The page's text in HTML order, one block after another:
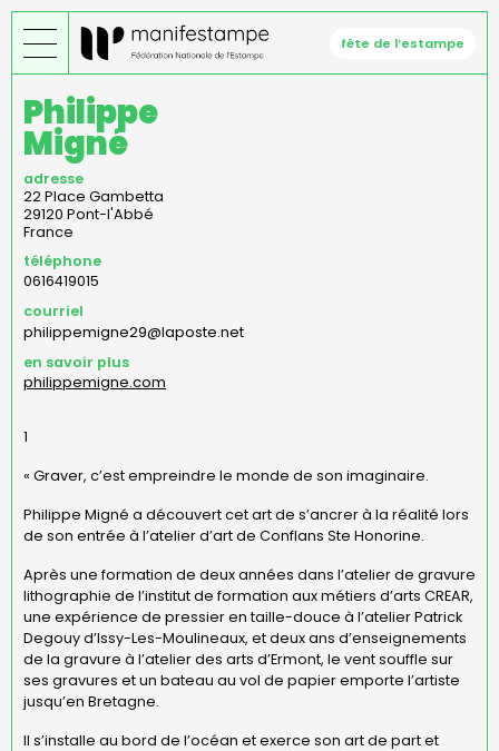
Aller
au
contenu
principal
fête de l’estampe
Philippe
Migné
adresse
22 Place Gambetta
29120 Pont-l'Abbé
France
téléphone
0616419015
courriel
philippemigne29@laposte.net
en savoir plus
philippemigne.com
1
« Graver, c’est empreindre le monde de son imaginaire.
Philippe Migné a découvert cet art de s’ancrer à la réalité lors
de son entrée à l’atelier d’art de Conflans Ste Honorine.
Après une formation de deux années dans l’atelier de gravure
lithographie de l’institut de formation aux métiers d’arts CREAR,
une expérience de pressier en taille-douce à l’atelier Patrick
Degouy d’Issy-Les-Moulineaux, et deux ans d’enseignements
de la gravure à l’atelier des arts d’Ermont, le vent souffle sur
ses gravures et un bateau au vol de papier emporte l’artiste
jusqu’en Bretagne.
Il s’installe au bord de l’océan et exerce son art de part et